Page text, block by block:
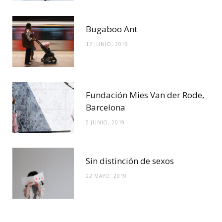
Bugaboo Ant
12 JUNIO, 2019
Fundación Mies Van der Rode,
Barcelona
5 JUNIO, 2019
Sin distinción de sexos
22 MAYO, 2019